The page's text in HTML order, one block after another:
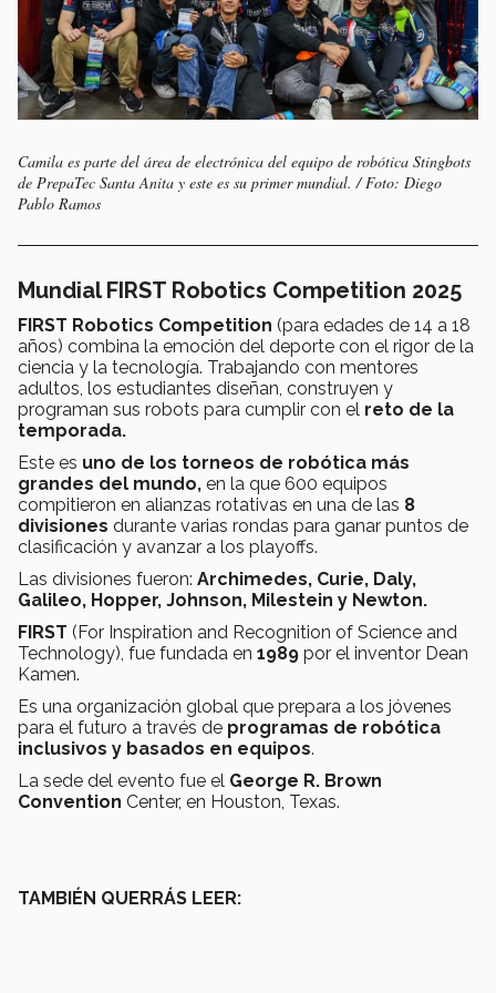
Camila es parte del área de electrónica del equipo de robótica Stingbots
de PrepaTec Santa Anita y este es su primer mundial. / Foto: Diego
Pablo Ramos
Mundial FIRST Robotics Competition 2025
FIRST Robotics Competition (para edades de 14 a 18
años) combina la emoción del deporte con el rigor de la
ciencia y la tecnología. Trabajando con mentores
adultos, los estudiantes diseñan, construyen y
programan sus robots para cumplir con el reto de la
temporada.
Este es uno de los torneos de robótica más
grandes del mundo, en la que 600 equipos
compitieron en alianzas rotativas en una de las 8
divisiones durante varias rondas para ganar puntos de
clasificación y avanzar a los playoffs.
Las divisiones fueron: Archimedes, Curie, Daly,
Galileo, Hopper, Johnson, Milestein y Newton.
FIRST (For Inspiration and Recognition of Science and
Technology), fue fundada en 1989 por el inventor Dean
Kamen.
Es una organización global que prepara a los jóvenes
para el futuro a través de programas de robótica
inclusivos y basados ​​en equipos.
La sede del evento fue el George R. Brown
Convention Center, en Houston, Texas.
TAMBIÉN QUERRÁS LEER: